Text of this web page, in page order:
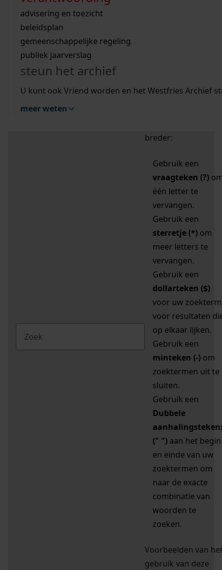
bouwvergunningen
omgevingsvergunningen
vergunningen
beeld en geluid
uitleg nodig?
Wij helpen u op weg met een aantal zoektips.
bekijk alle zoektips
Wij helpen u op weg met een aantal zoektips.
bekijk alle zoektips
bekijk ons geschiedenislokaal
advisering en toezicht
beleidsplan
gemeenschappelijke regeling
publiek jaarverslag
steun het archief
U kunt ook Vriend worden en het Westfries Archief
meer weten
zoektips
Mijn Studiezaal (inloggen)
uw zoekopdracht te
breder:
Gebruik een
vraagteken (?)
één letter te
vervangen.
Gebruik een
sterretje (*) om
meer letters te
vervangen.
Gebruik een
dollarteken ($)
voor uw zoekterm
voor resultaten
op elkaar lijken.
Gebruik een
minteken (-) om
zoektermen uit te
sluiten.
Gebruik een
Dubbele
(" ") aan het begin
en einde van uw
zoektermen om
naar de exacte
combinatie van
woorden te
zoeken.
Voorbeelden van
gebruik van deze